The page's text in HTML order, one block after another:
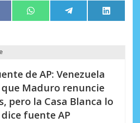
Compartir
en
WhatsApp Compartir
en
Telegram
en
LinkedIn
de AP: Venezuela
Maduro renuncie
pero la Casa Blanca lo
fuente AP